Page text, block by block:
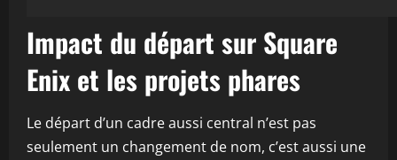
Impact du départ sur Square
Enix et les projets phares
Le départ d’un cadre aussi central n’est pas
seulement un changement de nom, c’est aussi une